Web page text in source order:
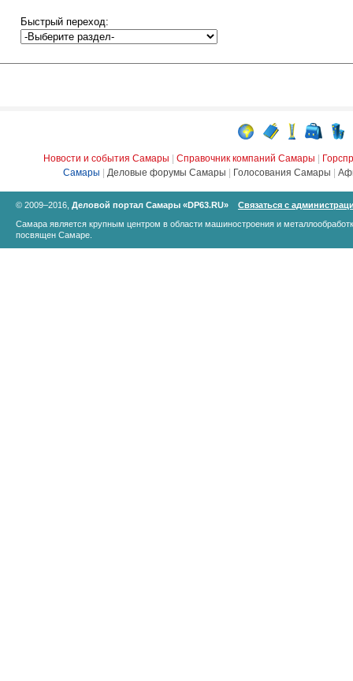
Быстрый переход:
Новости и события Самары Справочник компаний Самары
Самары
Деловые форумы Самары Голосования Самары
© 2009–2016, Деловой портал Самары «DP63.RU»
Связаться с
Самара является крупным центром в области машиностроения и
посвящен Самаре.